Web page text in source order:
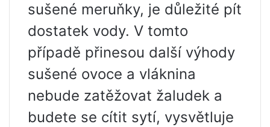
sušené meruňky, je důležité pít
dostatek vody. V tomto
případě přinesou další výhody
sušené ovoce a vláknina
nebude zatěžovat žaludek a
budete se cítit sytí, vysvětluje